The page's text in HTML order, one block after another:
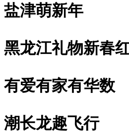
盐津萌新年
黑龙江礼物新春
有爱有家有华数
潮长龙趣飞行